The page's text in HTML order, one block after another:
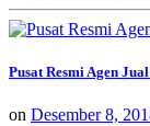
Pusat Resmi Agen
on Desember 8,